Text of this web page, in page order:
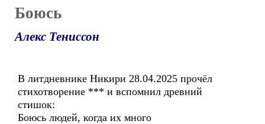
Боюсь
Алекс Тениссон
В литдневнике Никири 28.04.2025 прочёл
стихотворение *** и вспомнил древний
стишок:
Боюсь людей, когда их много